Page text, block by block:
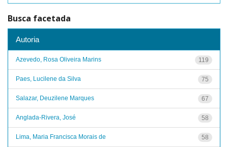
Busca facetada
Autoria
119
Azevedo, Rosa Oliveira Marins
75
Paes, Lucilene da Silva
67
Salazar, Deuzilene Marques
58
Anglada-Rivera, José
58
Lima, Maria Francisca Morais de